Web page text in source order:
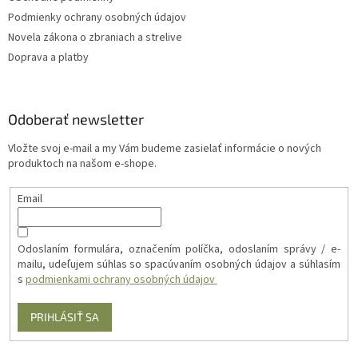
Podmienky ochrany osobných údajov
Novela zákona o zbraniach a strelive
Doprava a platby
Odoberať newsletter
Vložte svoj e-mail a my Vám budeme zasielať informácie o nových
produktoch na našom e-shope.
Email
Odoslaním formulára, označením políčka, odoslaním správy / e-
mailu, udeľujem súhlas so spacúvaním osobných údajov a súhlasím
s podmienkami ochrany osobných údajov
PRIHLÁSIŤ SA